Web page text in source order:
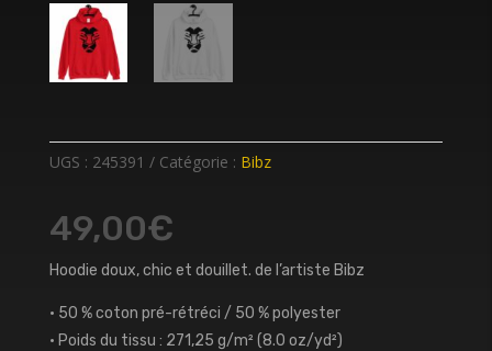
UGS : 245391 Catégorie : Bibz
49,00€
Hoodie doux, chic et douillet. de l’artiste Bibz
• 50 % coton pré-rétréci / 50 % polyester
• Poids du tissu : 271,25 g/m² (8.0 oz/yd²)